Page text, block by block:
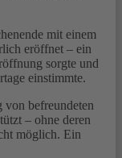
mit einem
eröffnet – ein
sorgte und
einstimmte.
befreundeten
– ohne deren
möglich. Ein